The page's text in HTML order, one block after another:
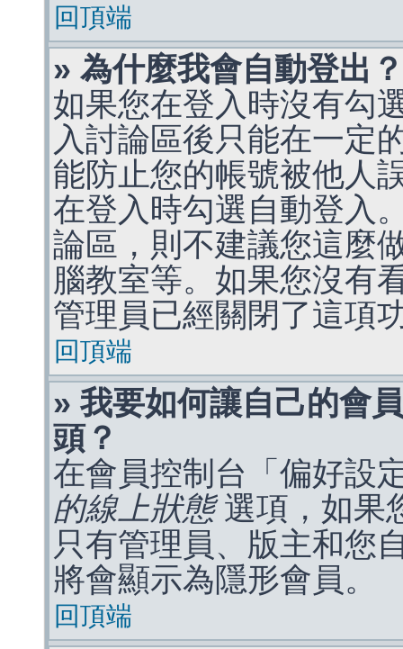
回頂端
» 為什麼我會自動登出？
如果您在登入時沒有勾
入討論區後只能在一定
能防止您的帳號被他人
在登入時勾選自動登入
論區，則不建議您這麼
腦教室等。如果您沒有
管理員已經關閉了這項
回頂端
» 我要如何讓自己的會
頭？
在會員控制台「偏好設
的線上狀態選項，如果
只有管理員、版主和您
將會顯示為隱形會員。
回頂端